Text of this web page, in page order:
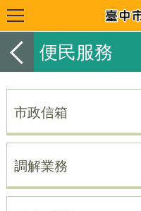
便民服務
市政信箱
調解業務